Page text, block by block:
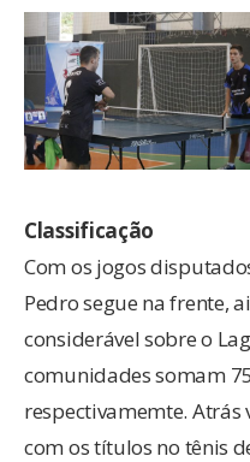
Classificação
Com os jogos
Pedro segue na frente,
considerável sobre o
comunidades somam
respectivamemte.
com os títulos no tênis